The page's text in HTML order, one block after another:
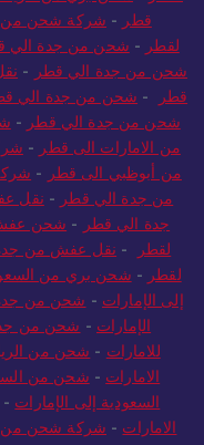
لقطر-شحن بري من
قطر- شركة شحن من
شحن من جدة الي
شحن من جدة الي قطر-
قطر
شحن من جدة الي
شحن من جدة الي قطر
-
من الامارات الى قطر
-
من أبوظبي الى قطر
-
من جدة الي قطر- نقل
جدة الي قطر- شحن
لقطر
- نقل عفش من
لقطر-شحن بري من
إلى الإمارات
شحن من جدة
الإمارات
- شحن من
للامارات
شحن من
الامارات-شحن من
السعودية إلى الإمارات